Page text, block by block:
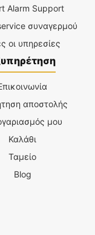
Alarm Support
συναγερμού
οι υπηρεσίες
αποστολής
μου
Καλάθι
Ταμείο
Blog